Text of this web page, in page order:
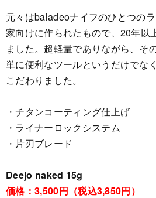
元々はbaladeoナイフのひとつの
家向けに作られたもので、20年以
ました。超軽量でありながら、そ
単に便利なツールというだけでな
こだわりました。
・チタンコーティング仕上げ
・ライナーロックシステム
・片刃ブレード
Deejo naked 15g
価格：3,500円（税込3,850円）